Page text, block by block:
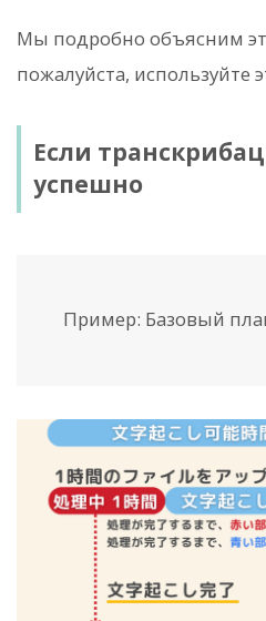
Мы подробно объясним
пожалуйста, используйте
Если
успешно
Пример: Базовый